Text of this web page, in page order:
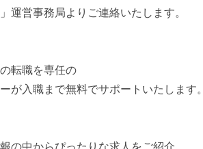
運営事務局よりご連絡いたします。
転職を専任の
が入職まで無料でサポートいたします。
の中からぴったりな求人をご紹介。